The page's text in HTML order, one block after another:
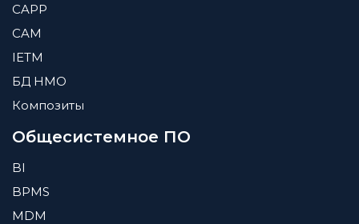
CAPP
CAM
IETM
БД HMO
Композиты
Общесистемное ПО
BI
BPMS
MDM